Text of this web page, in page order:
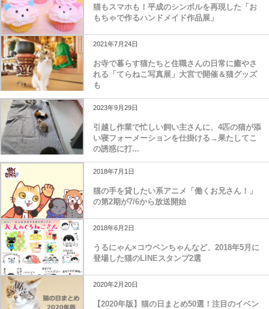
猫もスマホも！平成のシンボルを再現した「お
もちゃで作るハンドメイド作品展」
2021年7月24日
お寺で暮らす猫たちと住職さんの日常に癒やさ
れる「てらねこ写真展」大宮で開催＆猫グッズ
も
2023年9月29日
引越し作業で忙しい飼い主さんに、4匹の猫が添
い寝フォーメーションを仕掛ける→果たしてこ
の誘惑に打...
2018年7月1日
猫の手を貸したい系アニメ「働くお兄さん！」
の第2期が7/6から放送開始
2018年6月2日
うるにゃん×コウペンちゃんなど、2018年5月に
登場した猫のLINEスタンプ2選
2020年2月20日
【2020年版】猫の日まとめ50選！注目のイベン